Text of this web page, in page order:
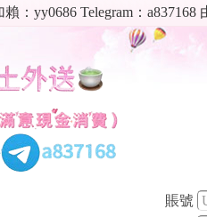
：yy0686 Telegram：
賬號